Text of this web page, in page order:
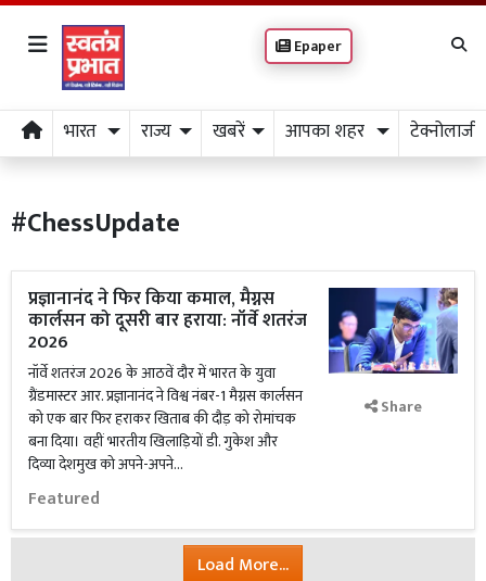
Epaper
भारत राज्य खबरें आपका शहर टेक्नोलाजी
#ChessUpdate
प्रज्ञानानंद ने फिर किया कमाल, मैग्नस
कार्लसन को दूसरी बार हराया: नॉर्वे शतरंज
2026
नॉर्वे शतरंज 2026 के आठवें दौर में भारत के युवा
ग्रैंडमास्टर आर. प्रज्ञानानंद ने विश्व नंबर-1 मैग्नस कार्लसन
को एक बार फिर हराकर खिताब की दौड़ को रोमांचक
बना दिया। वहीं भारतीय खिलाड़ियों डी. गुकेश और
दिव्या देशमुख को अपने-अपने...
Featured
Share
Load More...